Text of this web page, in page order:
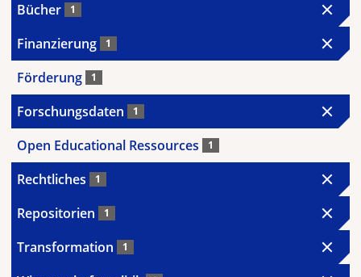
Bücher 1
Finanzierung 1
Förderung 1
Forschungsdaten 1
Open Educational Ressources 1
Rechtliches 1
Repositorien 1
Transformation 1